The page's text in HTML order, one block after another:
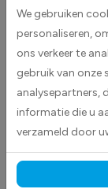
Vuurwerkvrije
sticker
OP VOORRAAD
Vanaf € 1,06
We gebruiken
personaliseren,
ons verkeer te
gebruik van onze
analysepartners,
informatie die u
verzameld door